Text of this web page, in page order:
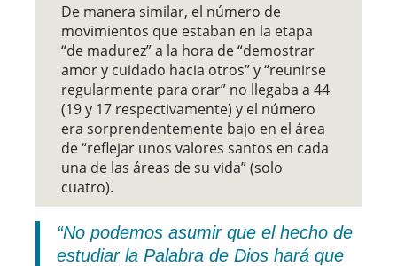
De manera similar, el número de
movimientos que estaban en la etapa
“de madurez” a la hora de “demostrar
amor y cuidado hacia otros” y “reunirse
regularmente para orar” no llegaba a 44
(19 y 17 respectivamente) y el número
era sorprendentemente bajo en el área
de “reflejar unos valores santos en cada
una de las áreas de su vida” (solo
cuatro).
“No podemos asumir que el hecho de
estudiar la Palabra de Dios hará que